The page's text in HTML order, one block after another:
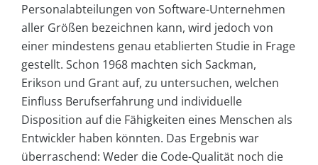
Personalabteilungen von Software-Unternehmen
aller Größen bezeichnen kann, wird jedoch von
einer mindestens genau etablierten Studie in Frage
gestellt. Schon 1968 machten sich Sackman,
Erikson und Grant auf, zu untersuchen, welchen
Einfluss Berufserfahrung und individuelle
Disposition auf die Fähigkeiten eines Menschen als
Entwickler haben könnten. Das Ergebnis war
überraschend: Weder die Code-Qualität noch die